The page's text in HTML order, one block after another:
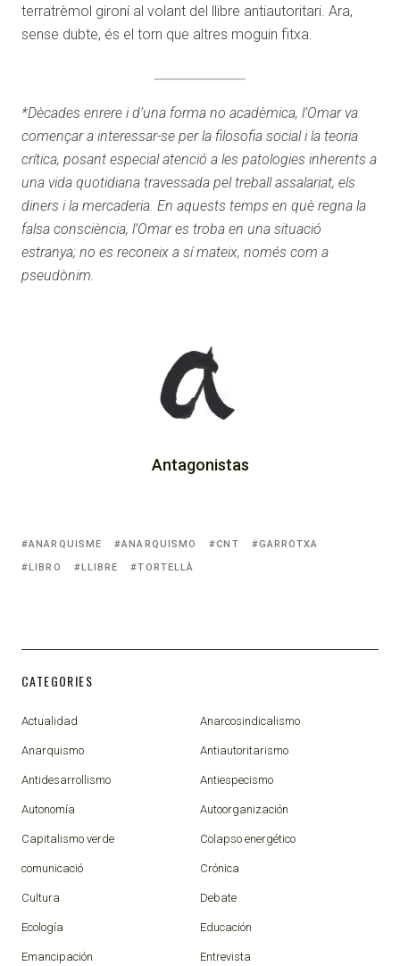
terratrèmol gironí al volant del llibre antiautoritari. Ara,
sense dubte, és el torn que altres moguin fitxa.
*Dècades enrere i d’una forma no acadèmica, l’Omar va
començar a interessar-se per la filosofia social i la teoria
crítica, posant especial atenció a les patologies inherents a
una vida quotidiana travessada pel treball assalariat, els
diners i la mercaderia. En aquests temps en què regna la
falsa consciència, l’Omar es troba en una situació
estranya; no es reconeix a sí mateix, només com a
pseudònim.
Antagonistas
ANARQUISME ANARQUISMO CNT
GARROTXA
LIBRO
LLIBRE TORTELLÀ
CATEGORIES
Actualidad Anarcosindicalismo
Anarquismo Antiautoritarismo
Antidesarrollismo Antiespecismo
Autonomía Autoorganización
Capitalismo verde Colapso energético
comunicació Crónica
Cultura Debate
Ecología Educación
Emancipación Entrevista